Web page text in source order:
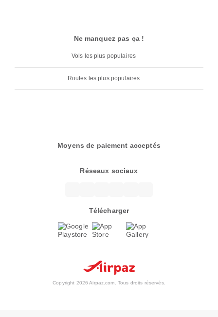
Ne manquez pas ça !
Vols les plus populaires
Routes les plus populaires
Moyens de paiement acceptés
Réseaux sociaux
Télécharger
Copyright 2026 Airpaz.com. Tous droits réservés.